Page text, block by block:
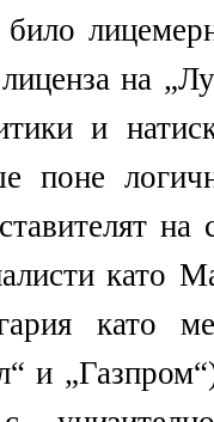
на
и
поне
като
като
и